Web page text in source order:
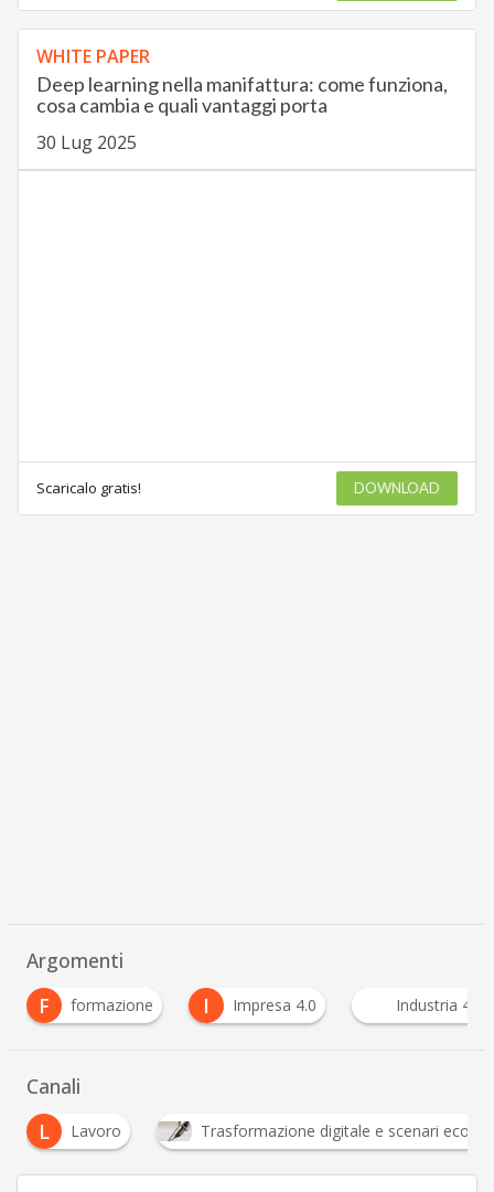
WHITE PAPER
Deep learning nella manifattura: come funziona,
cosa cambia e quali vantaggi porta
30 Lug 2025
Scaricalo gratis! DOWNLOAD
Argomenti
I
Impresa 4.0 Industria 4.0 Lavoro
Canali
Lavoro Trasformazione digitale e scenari economici